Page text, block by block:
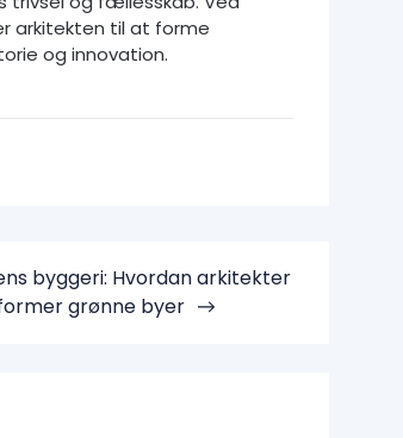
arkitekten til at forme
og innovation.
byggeri: Hvordan arkitekter
grønne byer